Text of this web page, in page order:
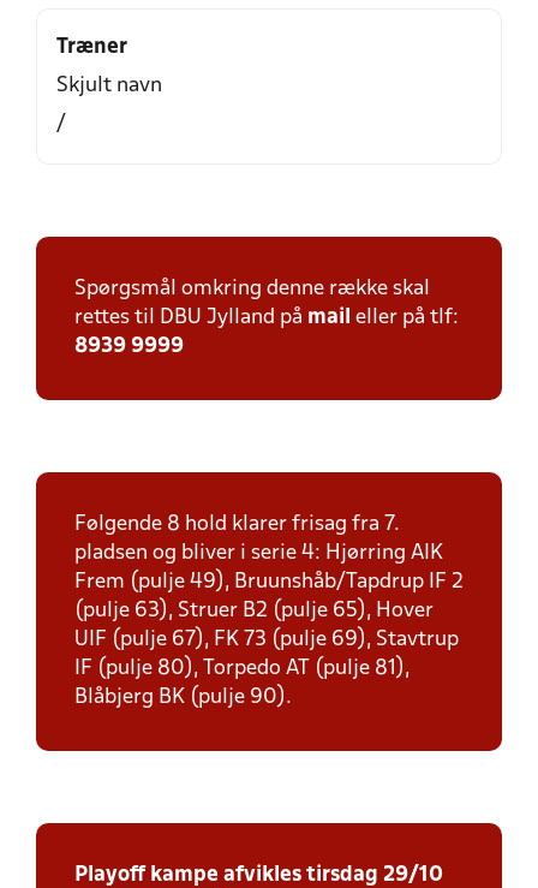
Træner
Skjult navn
/
Spørgsmål omkring denne række skal
rettes til DBU Jylland på mail eller på tlf:
8939 9999
Følgende 8 hold klarer frisag fra 7.
pladsen og bliver i serie 4: Hjørring AIK
Frem (pulje 49), Bruunshåb/Tapdrup IF 2
(pulje 63), Struer B2 (pulje 65), Hover
UIF (pulje 67), FK 73 (pulje 69), Stavtrup
IF (pulje 80), Torpedo AT (pulje 81),
Blåbjerg BK (pulje 90).
Playoff kampe afvikles tirsdag 29/10